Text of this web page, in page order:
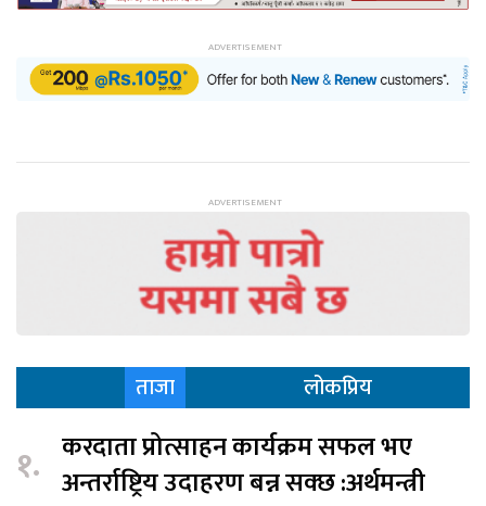
ताजा लोकप्रिय
१. करदाता प्रोत्साहन कार्यक्रम सफल भए
अन्तर्राष्ट्रिय उदाहरण बन्न सक्छ :अर्थमन्त्री